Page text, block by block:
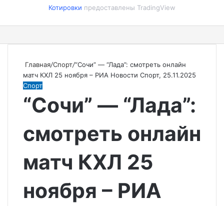
Котировки предоставлены TradingView
Главная/Спорт/“Сочи” — “Лада”: смотреть онлайн
матч КХЛ 25 ноября – РИА Новости Спорт, 25.11.2025
Спорт
“Сочи” — “Лада”:
смотреть онлайн
матч КХЛ 25
ноября – РИА